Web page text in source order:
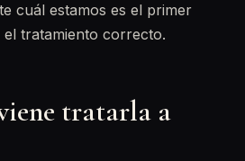
cuál estamos es el primer
tratamiento correcto.
tratarla a